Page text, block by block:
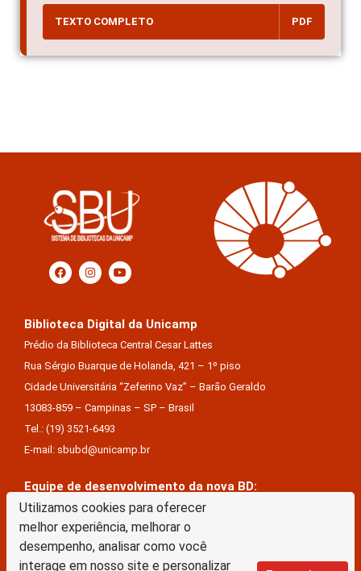
Utilizamos cookies para oferecer
melhor experiência, melhorar o
desempenho, analisar como você
interage em nosso site e personalizar
TEXTO COMPLETO PDF
Biblioteca Digital da Unicamp
Prédio da Biblioteca Central Cesar Lattes
Rua Sérgio Buarque de Holanda, 421 – 1º piso
Cidade Universitária “Zeferino Vaz” – Barão Geraldo
13083-859 – Campinas – SP – Brasil
Tel.: (19) 3521-6493
E-mail: sbubd@unicamp.br
Equipe de desenvolvimento da nova BD:
Keite Aparecida Duarte
Márcio Vinícius De Jesus Almeida
Saul Victor De Castro E Silva